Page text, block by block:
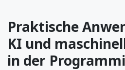
Praktische
KI und
in der